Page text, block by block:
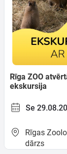
Rīga ZOO
ekskursija
Se
Rīgas
dārzs